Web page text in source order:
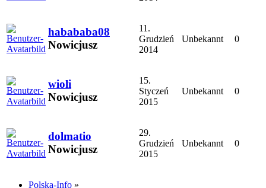
habababa08
Nowicjusz
11.
Grudzień
2014
Unbekannt 0
wioli
Nowicjusz
15.
Styczeń
2015
Unbekannt 0
dolmatio
Nowicjusz
29.
Grudzień
2015
Unbekannt 0
Polska-Info »